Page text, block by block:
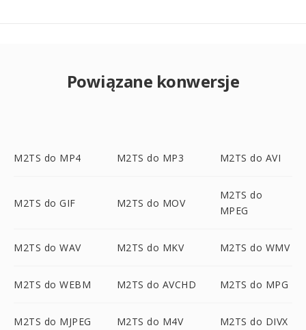
Powiązane konwersje
M2TS do MP4 M2TS do MP3 M2TS do AVI
M2TS do GIF M2TS do MOV
M2TS do
MPEG
M2TS do WAV M2TS do MKV M2TS do WMV
M2TS do WEBM M2TS do AVCHD M2TS do MPG
M2TS do MJPEG M2TS do M4V M2TS do DIVX